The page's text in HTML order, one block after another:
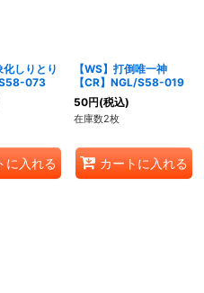
化しりとり
S58-073
に入れる
【WS】打倒唯一神
【CR】NGL/S58-019
50円(税込)
在庫数2枚
カートに入れる